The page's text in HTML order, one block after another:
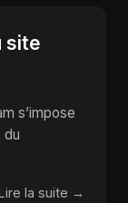
site
s’impose
du
la suite →